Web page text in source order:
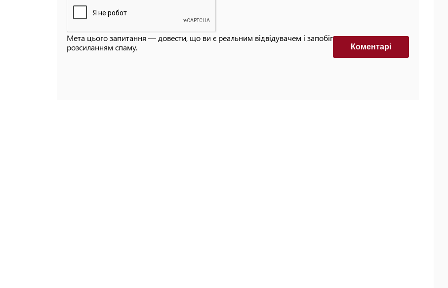
Мета цього запитання — довести, що ви є реальним відвідувачем і запобігти автоматизованим
розсиланням спаму.
Коментарi